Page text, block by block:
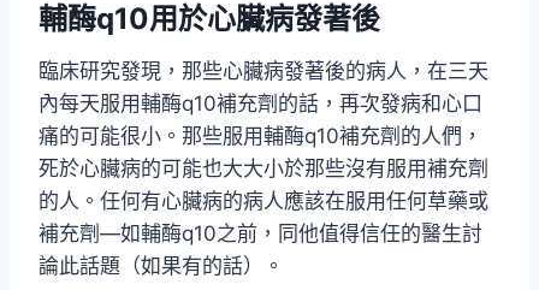
輔酶q10用於心臟病發著後
臨床研究發現，那些心臟病發著後的病人，在三天
內每天服用輔酶q10補充劑的話，再次發病和心口
痛的可能很小。那些服用輔酶q10補充劑的人們，
死於心臟病的可能也大大小於那些沒有服用補充劑
的人。任何有心臟病的病人應該在服用任何草藥或
補充劑—如輔酶q10之前，同他值得信任的醫生討
論此話題（如果有的話）。